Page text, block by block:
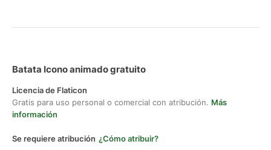
Batata Icono animado gratuito
Licencia de Flaticon
Gratis para uso personal o comercial con atribución. Más
información
Se requiere atribución ¿Cómo atribuir?